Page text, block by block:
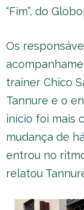
“Fim”, do
Os
trainer Chico
Tannure e o
início foi mais
mudança de
entrou no
relatou